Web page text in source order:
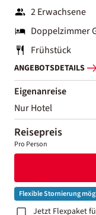
2 Erwachsene
Doppelzimmer
Frühstück
ANGEBOTSDETAILS
Eigenanreise
Nur Hotel
Reisepreis
Pro Person
Flexible Stornierung
Jetzt Flexpaket